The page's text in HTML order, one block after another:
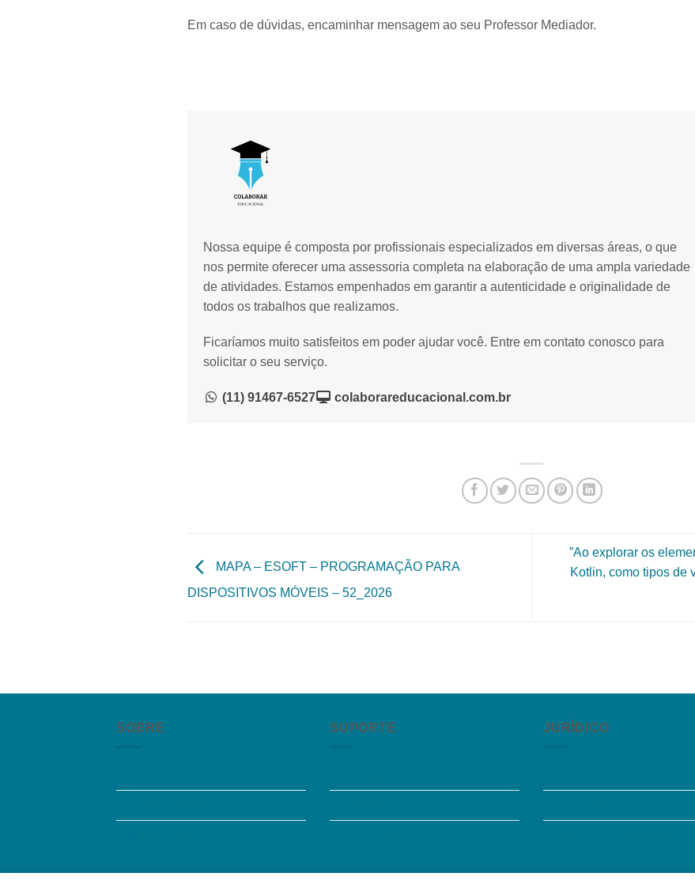
Em caso de dúvidas, encaminhar mensagem ao seu Professor Mediador.
Nossa equipe é composta por profissionais especializados em diversas áreas, o que
nos permite oferecer uma assessoria completa na elaboração de uma ampla variedade
de atividades. Estamos empenhados em garantir a autenticidade e originalidade de
todos os trabalhos que realizamos.
Ficaríamos muito satisfeitos em poder ajudar você. Entre em contato conosco para
solicitar o seu serviço.
(11) 91467-6527 colaborareducacional.com.br
MAPA – ESOFT – PROGRAMAÇÃO PARA
DISPOSITIVOS MÓVEIS – 52_2026
​”Ao explorar os
Kotlin, como tipos de
SOBRE SUPORTE JURÍDICO